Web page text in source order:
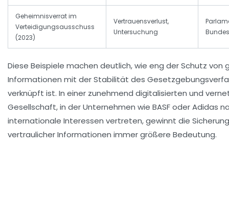
Geheimnisverrat im
Verteidigungsausschuss
(2023)
Vertrauensverlust,
Untersuchung
Diese Beispiele machen deutlich, wie eng der Schutz von
Informationen mit der Stabilität des
verknüpft ist. In einer zunehmend digitalisierten und
Gesellschaft, in der Unternehmen wie BASF oder Adidas
internationale Interessen vertreten, gewinnt die Sicherung
vertraulicher Informationen immer größere Bedeutung.